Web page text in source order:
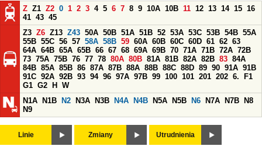
Z Z1 Z2 0 1 2 3 4 5 6 7 8 9 10A 10B 11 12 13 14 15 16
41 43 45
Z3 Z6 Z13 Z43 50A 50B 51A 51B 52 53A 53C 53B 54B 55A
55B 55C 56 57 58A 58B 59 60A 60B 60C 60D 61 62 63
64A 64B 65A 65B 66 67 68 69A 69B 70 71A 71B 72A 72B
73 75A 75B 76 77 78 80A 80B 81A 81B 82A 82B 83 84A
84B 85A 85B 86 87A 87B 88A 88B 88C 88D 89 90 91A 91B
91C 92A 92B 93 94 96 97A 97B 99 100 101 201 202 6.
F1
G1 G2 H
W
N1A
N1B N2 N3A N3B N4A N4B N5A N5B N6 N7A N7B
N8
N9
Linie Zmiany Utrudnienia